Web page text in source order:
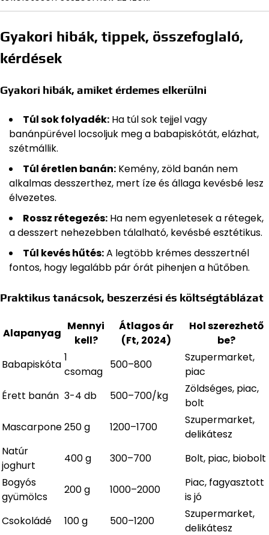
Gyakori hibák, tippek, összefoglaló,
kérdések
Gyakori hibák, amiket érdemes elkerülni
Túl sok folyadék: Ha túl sok tejjel vagy
banánpürével locsoljuk meg a babapiskótát, elázhat,
szétmállik.
Túl éretlen banán: Kemény, zöld banán nem
alkalmas desszerthez, mert íze és állaga kevésbé lesz
élvezetes.
Rossz rétegezés: Ha nem egyenletesek a rétegek,
a desszert nehezebben tálalható, kevésbé esztétikus.
Túl kevés hűtés:A legtöbb krémes desszertnél
fontos, hogy legalább pár órát pihenjen a hűtőben.
Praktikus tanácsok, beszerzési és költségtáblázat
Alapanyag
Mennyi
kell?
Átlagos ár
(Ft, 2024)
Hol szerezhető
be?
Babapiskóta
1
csomag
500–800
Szupermarket,
piac
Érett banán 3-4 db 500–700/kg
Zöldséges, piac,
bolt
Mascarpone250 g 1200–1700
Szupermarket,
delikátesz
Natúr
joghurt
400 g 300–700
Bolt, piac, biobolt
Bogyós
gyümölcs
200 g 1000–2000
Piac, fagyasztott
is jó
Csokoládé
100 g 500–1200
Szupermarket,
delikátesz